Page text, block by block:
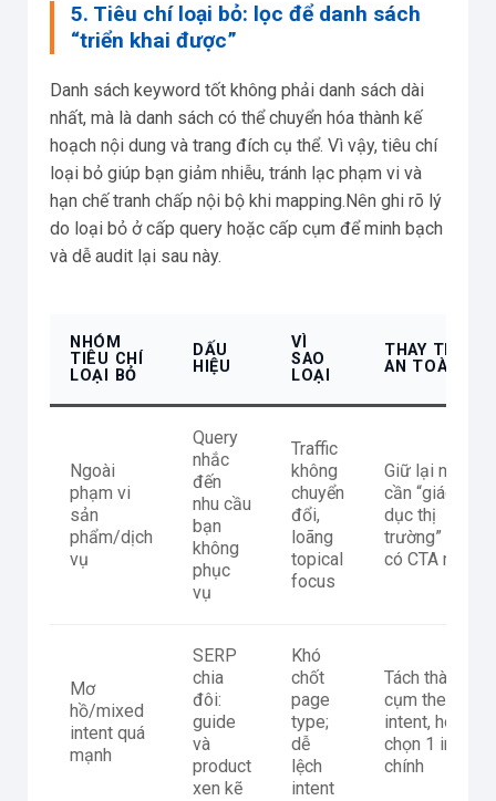
5. Tiêu chí loại bỏ: lọc để danh sách
“triển khai được”
Danh sách keyword tốt không phải danh sách dài
nhất, mà là danh sách có thể chuyển hóa thành kế
hoạch nội dung và trang đích cụ thể. Vì vậy, tiêu chí
loại bỏ giúp bạn giảm nhiễu, tránh lạc phạm vi và
hạn chế tranh chấp nội bộ khi mapping.Nên ghi rõ lý
do loại bỏ ở cấp query hoặc cấp cụm để minh bạch
và dễ audit lại sau này.
NHÓM
TIÊU CHÍ
LOẠI BỎ
DẤU
HIỆU
VÌ
SAO
LOẠI
THAY THẾ
AN TOÀN
Ngoài
phạm vi
sản
phẩm/dịch
vụ
Query
nhắc
đến
nhu cầu
bạn
không
phục
vụ
Traffic
không
chuyển
đổi,
loãng
topical
focus
Giữ lại nếu
cần “giáo
dục thị
trường” và
có CTA mềm
Mơ
hồ/mixed
intent quá
mạnh
SERP
chia
đôi:
guide
và
product
xen kẽ
Khó
chốt
page
type;
dễ
lệch
intent
Tách thành 2
cụm theo
intent, hoặc
chọn 1 intent
chính